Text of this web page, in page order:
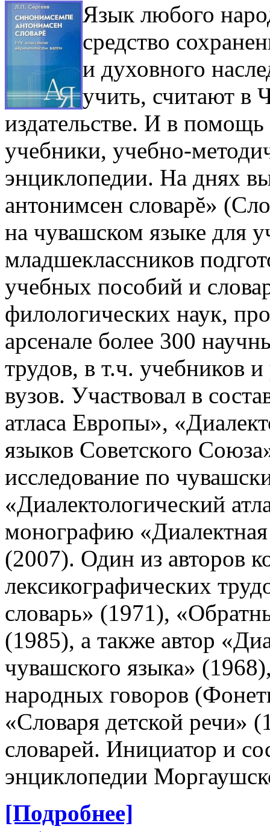
Язык любого
средство
и духовного
учить, считают в
издательстве. И в
учебники, учебно-
энциклопедии. На днях
антонимсен словарĕ»
на чувашском языке для
младшеклассников
учебных пособий и
филологических наук,
арсенале более 300
трудов, в т.ч. учебников
вузов. Участвовал в
атласа Европы»,
языков Советского
исследование по
«Диалектологический
монографию
(2007). Один из авторов
лексикографических
словарь» (1971),
(1985), а также автор
чувашского языка»
народных говоров
«Словаря детской речи»
словарей. Инициатор и
энциклопедии
[Подробнее]